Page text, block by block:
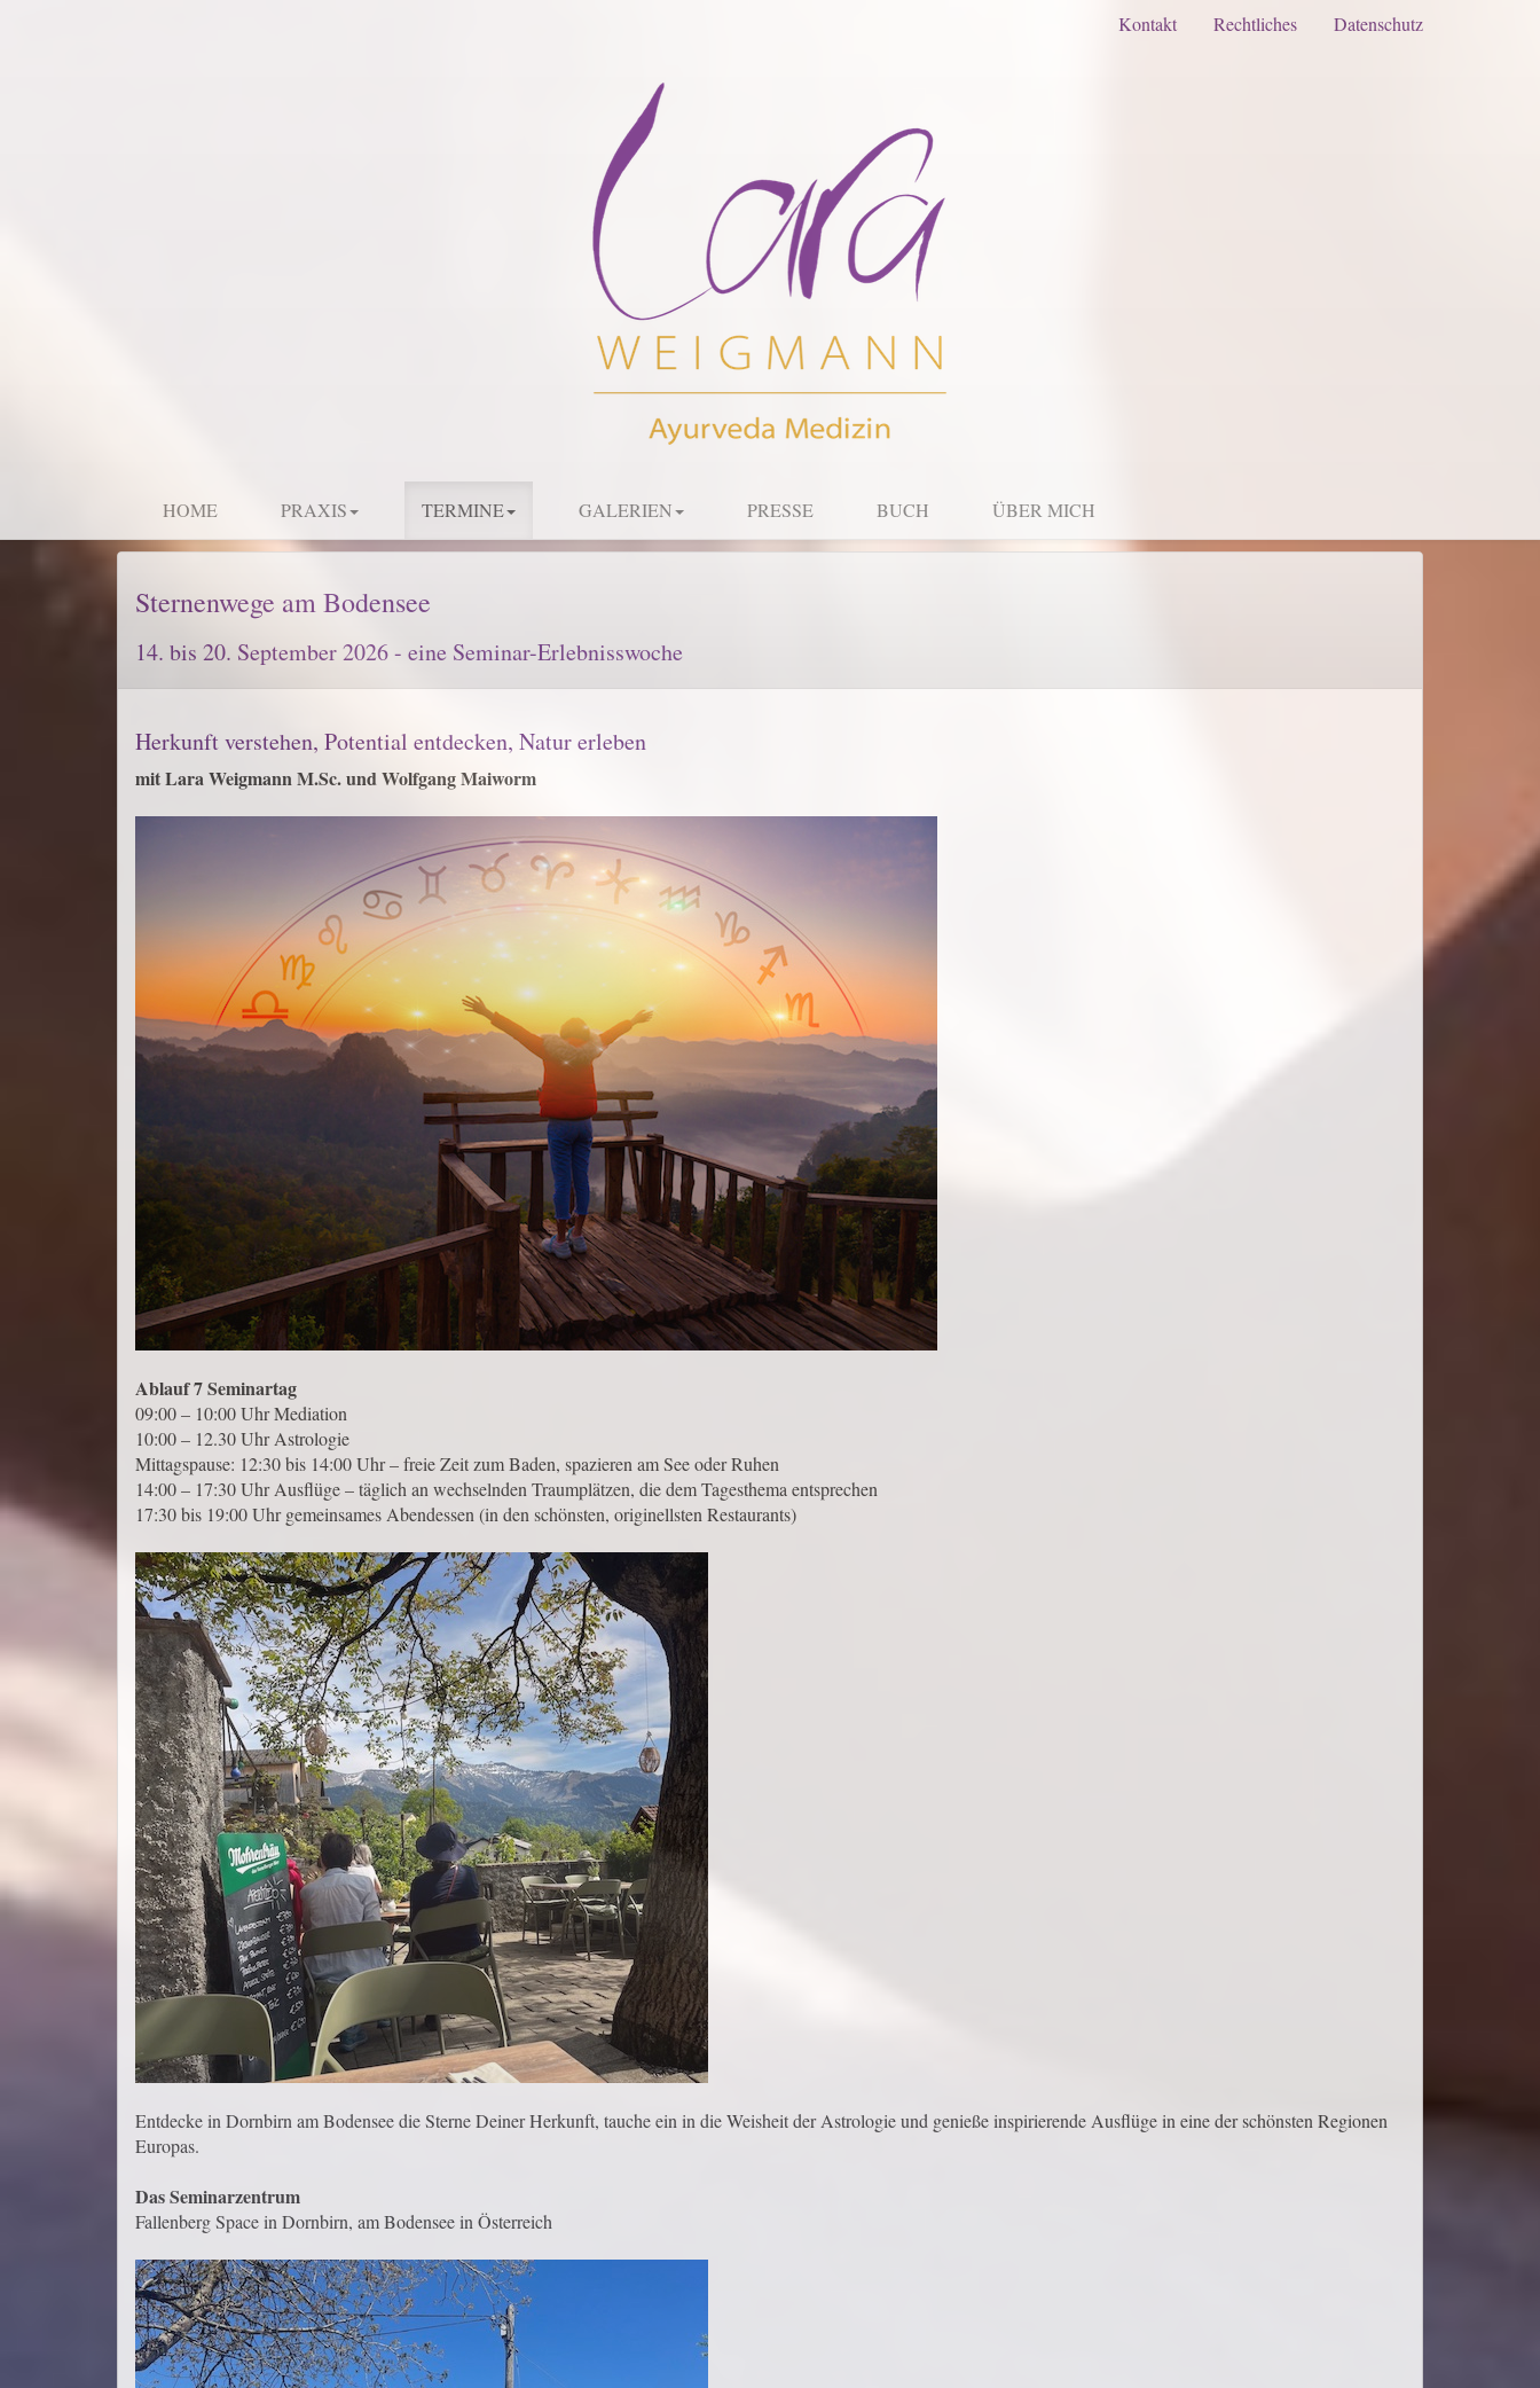
Kontakt Rechtliches Datenschutz
HOME PRAXIS TERMINE GALERIEN PRESSE BUCH ÜBER MICH
Sternenwege am Bodensee
14. bis 20. September 2026 - eine Seminar-Erlebnisswoche
Herkunft verstehen, Potential entdecken, Natur erleben
mit Lara Weigmann M.Sc. und Wolfgang Maiworm
Ablauf 7 Seminartag
09:00 – 10:00 Uhr Mediation
10:00 – 12.30 Uhr Astrologie
Mittagspause: 12:30 bis 14:00 Uhr – freie Zeit zum Baden, spazieren am See oder Ruhen
14:00 – 17:30 Uhr Ausflüge – täglich an wechselnden Traumplätzen, die dem Tagesthema entsprechen
17:30 bis 19:00 Uhr gemeinsames Abendessen (in den schönsten, originellsten Restaurants)
Entdecke in Dornbirn am Bodensee die Sterne Deiner Herkunft, tauche ein in die Weisheit der Astrologie und genieße inspirierende Ausflüge in eine der schönsten Regionen
Europas.
Das Seminarzentrum
Fallenberg Space in Dornbirn, am Bodensee in Österreich